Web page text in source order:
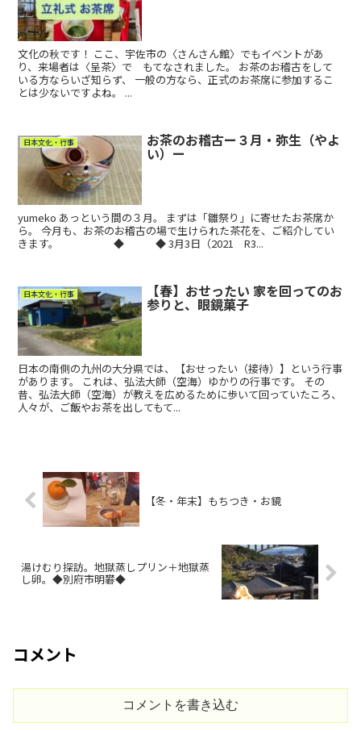
文化の秋です！ ここ、宇佐市の〈さんさん館〉でもイベントがあ
り、来場者は〈呈茶〉で もてなされました。 お茶のお稽古をして
いる方ならいざ知らず、 一般の方なら、正式のお茶席に参加するこ
とは少ないですよね。 ...
日本文化・行事 お茶のお稽古ー３月・弥生（やよ
い）ー
yumeko あっという間の３月。 まずは「雛祭り」に寄せたお茶席か
ら。 今月も、お茶のお稽古の場で生けられた茶花を、ご紹介してい
きます。 ◆ ◆ 3月3日（2021 R3...
日本文化・行事 【春】おせったい 家を回ってのお
参りと、眼鏡菓子
日本の南側の九州の大分県では、【おせったい（接待）】という行事
があります。 これは、弘法大師（空海）ゆかりの行事です。 その
昔、弘法大師（空海）が教えを広めるために歩いて回っていたころ、
人々が、ご飯やお茶を出してもて...
【冬・年末】もちつき・お鏡
湯けむり探訪。地獄蒸しプリン＋地獄蒸
し卵。◆別府市明礬◆
コメント
コメントを書き込む